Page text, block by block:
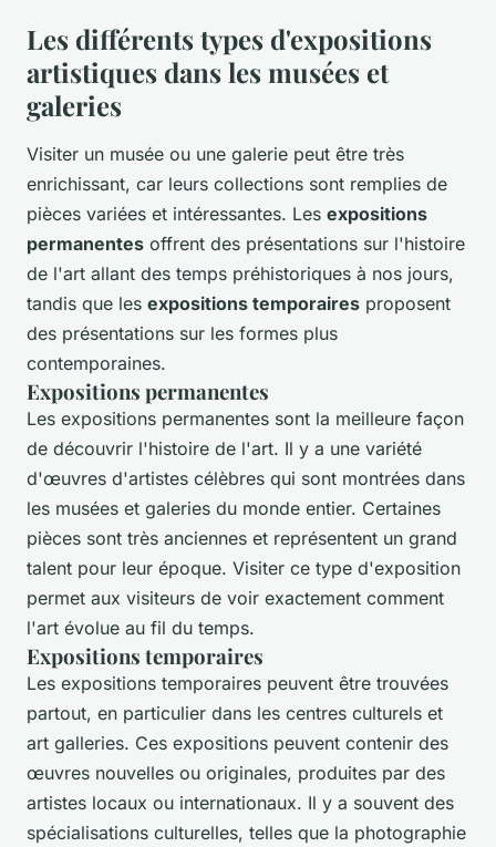
Les différents types d'expositions
artistiques dans les musées et
galeries
Visiter un musée ou une galerie peut être très
enrichissant, car leurs collections sont remplies de
pièces variées et intéressantes. Les expositions
permanentes offrent des présentations sur l'histoire
de l'art allant des temps préhistoriques à nos jours,
tandis que les expositions temporaires proposent
des présentations sur les formes plus
contemporaines.
Expositions permanentes
Les expositions permanentes sont la meilleure façon
de découvrir l'histoire de l'art. Il y a une variété
d'œuvres d'artistes célèbres qui sont montrées dans
les musées et galeries du monde entier. Certaines
pièces sont très anciennes et représentent un grand
talent pour leur époque. Visiter ce type d'exposition
permet aux visiteurs de voir exactement comment
l'art évolue au fil du temps.
Expositions temporaires
Les expositions temporaires peuvent être trouvées
partout, en particulier dans les centres culturels et
art galleries. Ces expositions peuvent contenir des
œuvres nouvelles ou originales, produites par des
artistes locaux ou internationaux. Il y a souvent des
spécialisations culturelles, telles que la photographie